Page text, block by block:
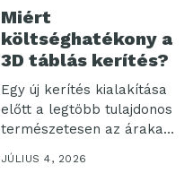
Miért
költséghatékony a
3D táblás kerítés?
Egy új kerítés kialakítása
előtt a legtöbb tulajdonos
természetesen az árakat
kezdi...
JÚLIUS 4, 2026